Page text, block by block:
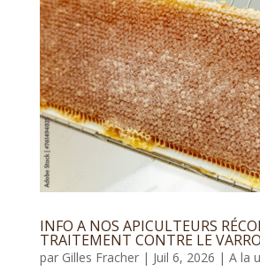
INFO A NOS APICULTEURS
TRAITEMENT CONTRE LE
par Gilles Fracher| Juil 6, 2026 | A la